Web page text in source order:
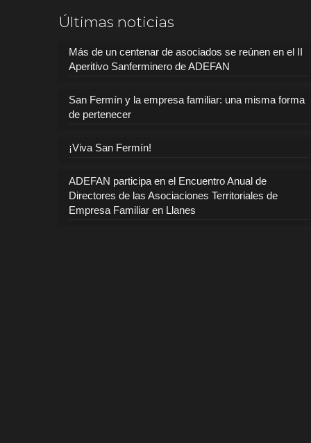
Últimas noticias
Más de un centenar de asociados se reúnen en el II
Aperitivo Sanferminero de ADEFAN
San Fermín y la empresa familiar: una misma forma
de pertenecer
¡Viva San Fermín!
ADEFAN participa en el Encuentro Anual de
Directores de las Asociaciones Territoriales de
Empresa Familiar en Llanes